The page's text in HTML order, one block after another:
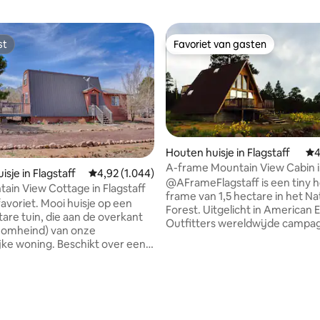
van 5 uit 5, 150 recensies
in Flagstaff Gemiddelde beoordeling van 4,92 uit 5, 1.044
4,92 (1.044)
View Cottage in Flagstaff
Mooi huisje op een
tuin, die aan de overkant
van onze
woning. Beschikt over een
Favoriet van gasten
Favoriet van gasten
Houten huisje in Flagstaff
A-frame Mountain View Cabin
National Forest
@AFrameFlagstaff is een tiny
frame van 1,5 hectare in het
Forest. Uitgelicht in American
Outfitters wereldwijde